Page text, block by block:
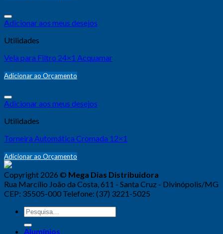
Adicionar aos meus desejos
Utilidades
Vela para Filtro 24×1 Acquamar
Adicionar ao Orçamento
Adicionar aos meus desejos
Utilidades
Torneira Automática Cromada 12×1
Adicionar ao Orçamento
Copyright 2026 © Mega Dias Distribuidora
Rua Marcílio João da Costa, 611 - Santa Cruz - Divinópolis/MG
CEP: 35505-000 Telefone: (37) 3221-5025
Alumínios